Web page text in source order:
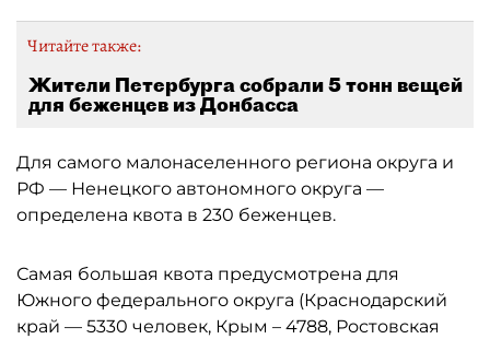
Читайте также:
Жители Петербурга собрали 5 тонн вещей
для беженцев из Донбасса
Для самого малонаселенного региона округа и
РФ — Ненецкого автономного округа —
определена квота в 230 беженцев.
Самая большая квота предусмотрена для
Южного федерального округа (Краснодарский
край — 5330 человек, Крым – 4788, Ростовская